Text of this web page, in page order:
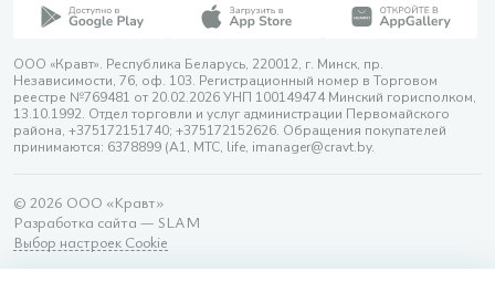
ООО «Кравт». Республика Беларусь, 220012, г. Минск, пр.
Независимости, 76, оф. 103. Регистрационный номер в Торговом
реестре №769481 от 20.02.2026 УНП 100149474 Минский горисполком,
13.10.1992. Отдел торговли и услуг администрации Первомайского
района, +375172151740; +375172152626. Обращения покупателей
принимаются: 6378899 (А1, МТС, life, imanager@cravt.by.
© 2026 ООО «Кравт»
Разработка сайта — SLAM
Выбор настроек Cookie